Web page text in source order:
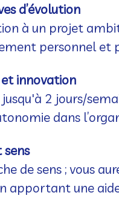
d’évolution
à un projet
personnel et
innovation
2 jours/
dans
de sens ; vous
apportant une